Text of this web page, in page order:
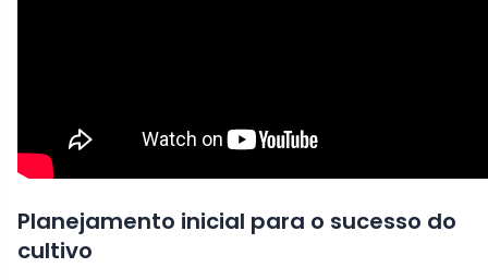
Planejamento inicial para o sucesso do
cultivo